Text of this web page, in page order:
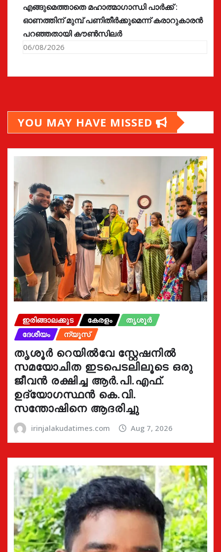
എങ്ങുമെത്താതെ മഹാത്മാഗാന്ധി പാർക്ക് :
ഓണത്തിന് മുമ്പ് പണിതീർക്കുമെന്ന് കരാറുകാരൻ
പറഞ്ഞതായി കൗൺസിലർ
06/08/2026
YOU MAY HAVE MISSED
ഇരിങ്ങാലക്കുട കേരളം
തൃശൂർ
ദേശീയം
ന്യൂസ്
തൃശൂർ റെയിൽവേ സ്റ്റേഷനിൽ
സമയോചിത ഇടപെടലിലൂടെ ഒരു
ജീവൻ രക്ഷിച്ച ആർ.പി.എഫ്.
ഉദ്യോഗസ്ഥൻ കെ.വി.
സന്തോഷിനെ ആദരിച്ചു
irinjalakudatimes.com Aug 7, 2026